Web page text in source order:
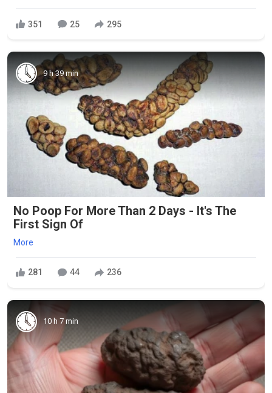
351 25 295
9 h 39 min
No Poop For More Than 2 Days - It's The
First Sign Of
More
281 44 236
10 h 7 min